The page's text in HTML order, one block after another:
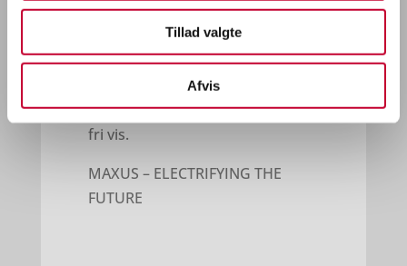
Tillad valgte
Afvis
samarbejde!
Logistikaktøren Bring har også
valgt at investere i MAXUS og
mange byer i Danmark får derfor
leveret deres pakker på helt CO2-
fri vis.
MAXUS – ELECTRIFYING THE
FUTURE